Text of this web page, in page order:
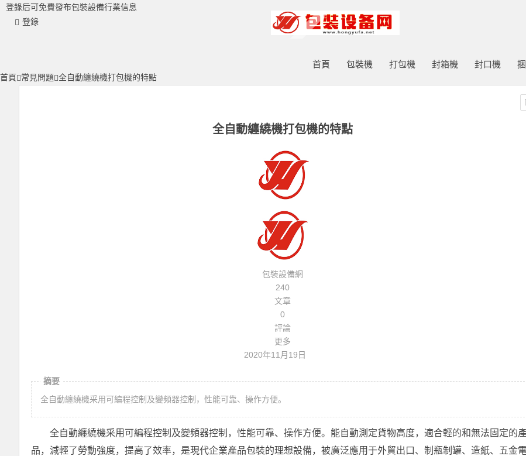
登錄后可免費發布包裝設備行業信息
登錄
打包機|包裝機|封口機|封箱機|捆扎機|打標機|噴碼機|打碼機廠家
首頁 包裝機 打包機 封箱機 封口機
首頁 常見問題 全自動纏繞機打包機的特點
全自動纏繞機打包機的特點
包裝設備網
240
文章
0
評論
更多
2020年11月19日
摘要
全自動纏繞機采用可編程控制及變頻器控制，性能可靠、操作方便。
全自動纏繞機采用可編程控制及變頻器控制，性能可靠、操作方便。能自動測定貨物高度，適合輕的和無法固定的產
品，減輕了勞動強度，提高了效率，是現代企業產品包裝的理想設備，被廣泛應用于外貿出口、制瓶制罐、造紙、五金